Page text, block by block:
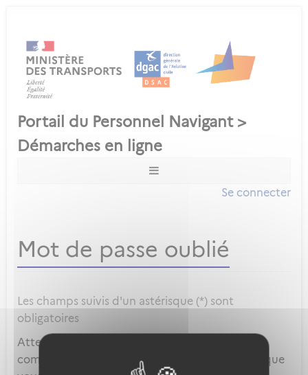
Se connecter
Mot de passe oublié
Les champs suivis d'un astérisque (*) sont
obligatoires
Attention, ce mot de passe est celui de votre
compte local et en aucun cas celui du compte que